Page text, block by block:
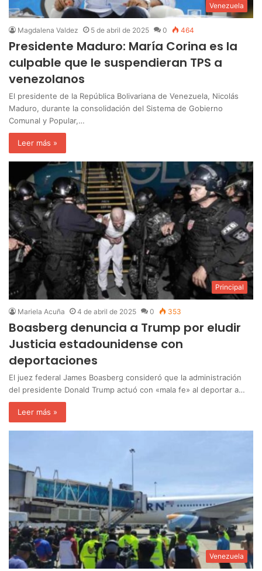
Venezuela
Magdalena Valdez 5 de abril de 2025 0 464
Presidente Maduro: María Corina es la
culpable que le suspendieran TPS a
venezolanos
El presidente de la República Bolivariana de Venezuela, Nicolás
Maduro, durante la consolidación del Sistema de Gobierno
Comunal y Popular,…
Leer más »
Principal
Mariela Acuña 4 de abril de 2025 0 353
Boasberg denuncia a Trump por eludir
Justicia estadounidense con
deportaciones
El juez federal James Boasberg consideró que la administración
del presidente Donald Trump actuó con «mala fe» al deportar a…
Leer más »
Venezuela